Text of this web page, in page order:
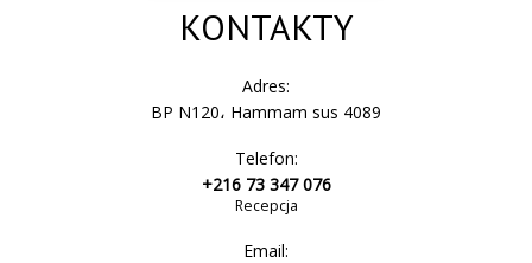
KONTAKTY
Adres:
BP N120، Hammam sus 4089
Telefon:
+216 73 347 076
Recepcja
Email: